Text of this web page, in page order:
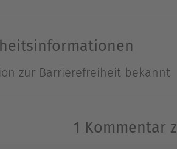
zur Barrierefreiheit bekannt
1 Kommentar